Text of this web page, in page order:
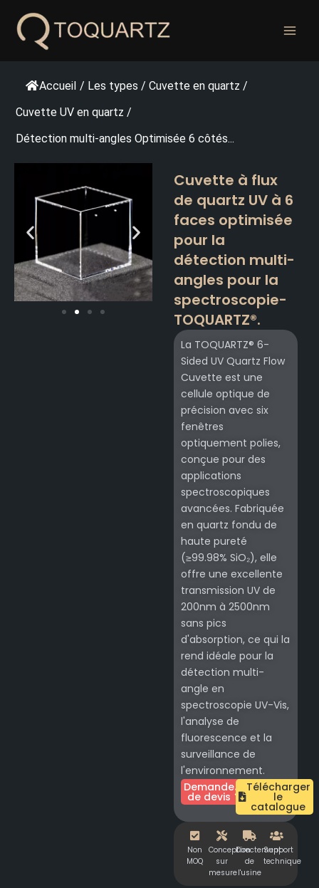
content
Accueil / Les types / Cuvette en quartz /
Cuvette UV en quartz /
Détection multi-angles Optimisée 6 côtés...
Cuvette à flux
de quartz UV à 6
faces optimisée
pour la
détection multi-
angles pour la
spectroscopie-
TOQUARTZ®.
La TOQUARTZ® 6-
Sided UV Quartz Flow
Cuvette est une
cellule optique de
précision avec six
fenêtres
optiquement polies,
conçue pour des
applications
spectroscopiques
avancées. Fabriquée
en quartz fondu de
haute pureté
(≥99.98% SiO₂), elle
offre une excellente
transmission UV de
200nm à 2500nm
sans pics
d'absorption, ce qui la
rend idéale pour la
détection multi-
angle en
spectroscopie UV-Vis,
l'analyse de
fluorescence et la
surveillance de
l'environnement.
Demande
de devis
Télécharger
le
catalogue
Non
MOQ
Conception
sur
mesure
Directement
de
l'usine
Support
technique